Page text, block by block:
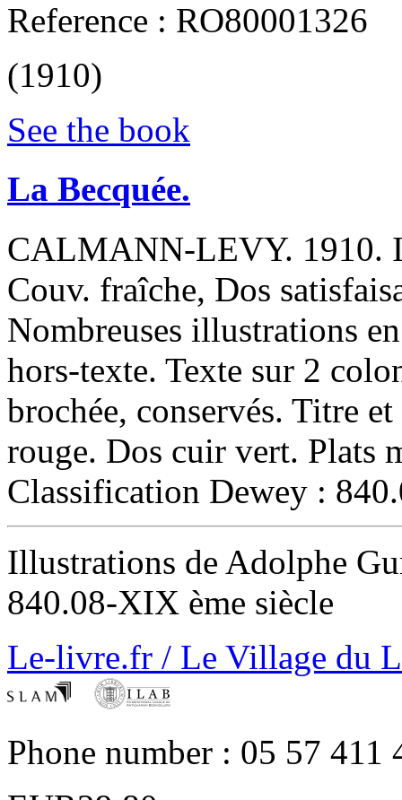
Reference : RO80001326
(1910)
See the book
‎La Becquée.‎
‎CALMANN-LEVY. 1910.
Couv. fraîche, Dos
Nombreuses illustrations
hors-texte. Texte sur 2
brochée, conservés. Titre
rouge. Dos cuir vert. Plats
Classification Dewey :
‎Illustrations de Adolphe
840.08-XIX ème siècle‎
Le-livre.fr / Le Village du
Phone number : 05 57 411